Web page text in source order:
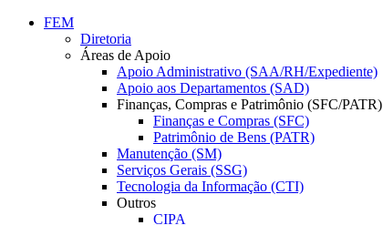
Conteúdo principal
FEM
Diretoria
Áreas de Apoio
Apoio Administrativo (SAA/RH/Expediente)
Apoio aos Departamentos (SAD)
Finanças, Compras e Patrimônio (SFC/PATR)
Finanças e Compras (SFC)
Patrimônio de Bens (PATR)
Manutenção (SM)
Serviços Gerais (SSG)
Tecnologia da Informação (CTI)
Outros
CIPA